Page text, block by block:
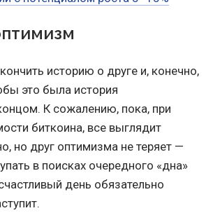
историю о друге и, конечно,
это была история
К сожалению, пока, при
биткоина, все выглядит
но друг оптимизма не теряет —
в поисках очередного «дна»
день обязательно